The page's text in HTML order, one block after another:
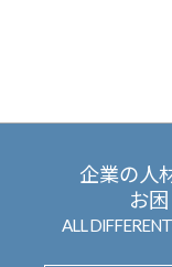
企業の人
お
ALL